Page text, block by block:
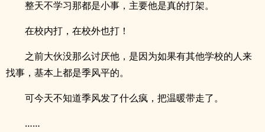
整天不学习那都是小事，主要他是真的打架。
在校内打，在校外也打！
之前大伙没那么讨厌他，是因为如果有其他学校的人来
找事，基本上都是季风平的。
可今天不知道季风发了什么疯，把温暖带走了。
……